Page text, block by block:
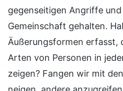
gegenseitigen Angriffe
Gemeinschaft gehalten.
Äußerungsformen erfasst,
Arten von Personen in
zeigen? Fangen wir mit